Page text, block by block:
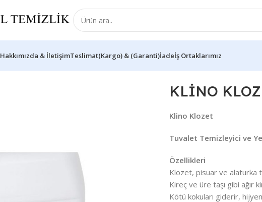
Hakkımızda & İletişimTeslimat(Kargo) & (Garanti)İadeİş Ortaklarımız
KLİNO
Klino Klozet
Tuvalet Temizleyici ve
Özellikleri
Klozet, pisuar ve alaturka
Kireç ve üre taşı gibi ağır
Kötü kokuları giderir,